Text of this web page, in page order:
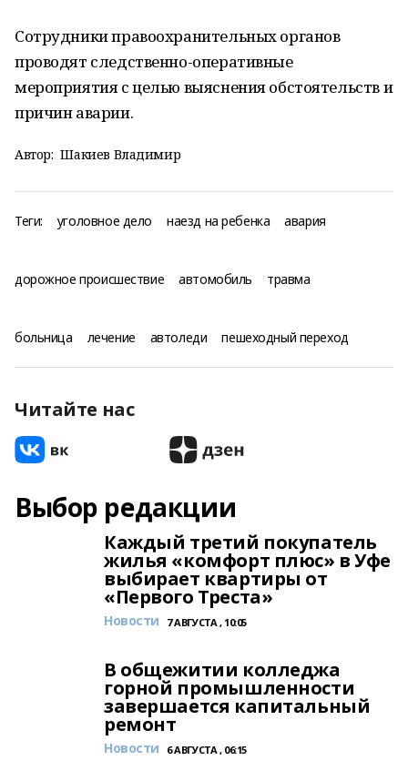
Сотрудники правоохранительных органов
проводят следственно-оперативные
мероприятия с целью выяснения обстоятельств и
причин аварии.
Автор: Шакиев Владимир
Теги: уголовное дело наезд на ребенка авария
дорожное происшествие автомобиль травма
больница лечение автоледи пешеходный переход
Читайте нас
Выбор редакции
Каждый третий покупатель
жилья «комфорт плюс» в Уфе
выбирает квартиры от
«Первого Треста»
Новости 7 АВГУСТА , 10:05
В общежитии колледжа
горной промышленности
завершается капитальный
ремонт
Новости 6 АВГУСТА , 06:15